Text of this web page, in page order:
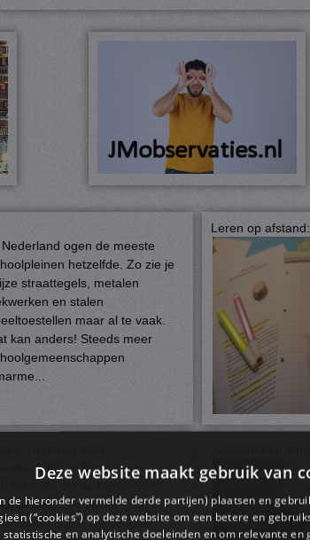
Nederland ogen de meeste
hetzelfde. Zo zie je
straattegels, metalen
en stalen
maar al te vaak.
kan anders! Steeds meer
Leren op
je kinderen voor
vanaf 1986 is Engels een
verschilt de invulling enorm
school. Sommige scholen
Waarom een
Deze website maakt gebruik van
de hieronder vermelde derde partijen) plaatsen en
(“cookies”) op deze website om een ​​betere en
statistische en analytische doeleinden en om relevante en